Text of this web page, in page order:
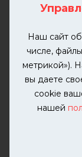
Наш сайт
числе,
метрикой»).
вы даете
cookie
нашей
2026 ©
автомобилей.